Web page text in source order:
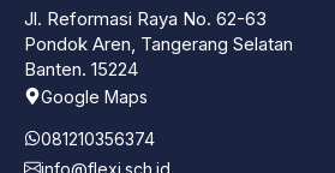
Jl. Reformasi Raya No. 62-63
Pondok Aren, Tangerang Selatan
Banten. 15224
Google Maps
081210356374
info@flexi.sch.id